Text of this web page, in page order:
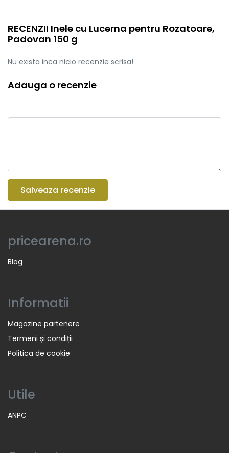
RECENZII Inele cu Lucerna pentru Rozatoare,
Padovan 150 g
Nu exista inca nicio recenzie scrisa!
Adauga o recenzie
Salveaza recenzie
pricearena.ro
Blog
Informatii
Magazine partenere
Termeni și condiții
Politica de cookie
Utile
ANPC